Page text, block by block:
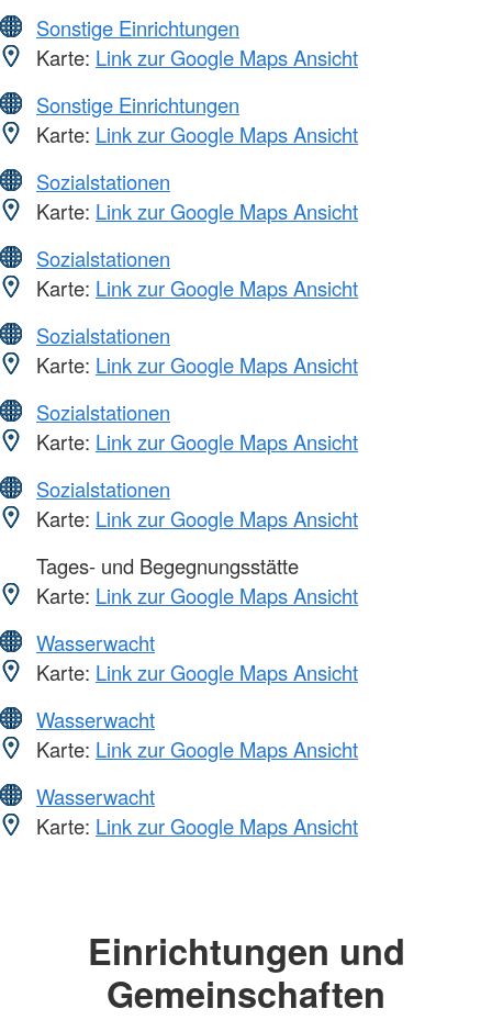
Sonstige Einrichtungen
Karte: Link zur Google Maps Ansicht
Sonstige Einrichtungen
Karte: Link zur Google Maps Ansicht
Sozialstationen
Karte: Link zur Google Maps Ansicht
Sozialstationen
Karte: Link zur Google Maps Ansicht
Sozialstationen
Karte: Link zur Google Maps Ansicht
Sozialstationen
Karte: Link zur Google Maps Ansicht
Sozialstationen
Karte: Link zur Google Maps Ansicht
Tages- und Begegnungsstätte
Karte: Link zur Google Maps Ansicht
Wasserwacht
Karte: Link zur Google Maps Ansicht
Wasserwacht
Karte: Link zur Google Maps Ansicht
Wasserwacht
Karte: Link zur Google Maps Ansicht
Einrichtungen und
Gemeinschaften